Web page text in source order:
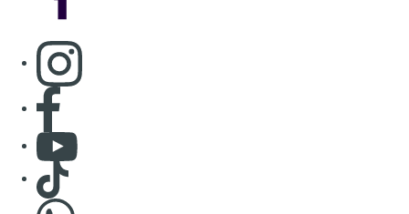
Consulter page Instagram
Consulter page Facebook
Consulter Youtube
Consulter TikTok